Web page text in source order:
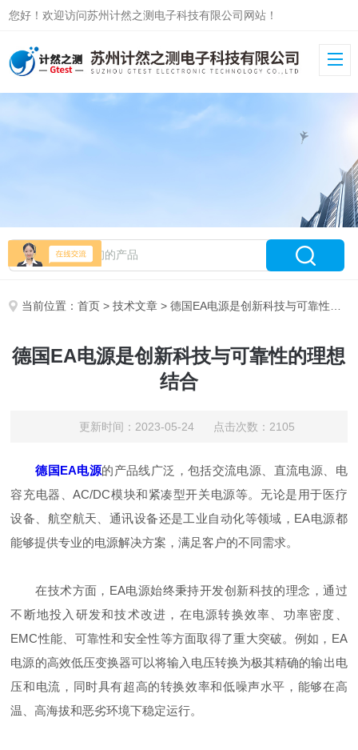
您好！欢迎访问苏州计然之测电子科技有限公司网站！
当前位置：首页 >技术文章 > 德国EA电源是创新科技与可靠性的理想结合
德国EA电源是创新科技与可靠性的理想
结合
更新时间：2023-05-24 点击次数：2105
德国EA电源的产品线广泛，包括交流电源、直流电源、电
容充电器、AC/DC模块和紧凑型开关电源等。无论是用于医疗
设备、航空航天、通讯设备还是工业自动化等领域，EA电源都
能够提供专业的电源解决方案，满足客户的不同需求。
在技术方面，EA电源始终秉持开发创新科技的理念，通过
不断地投入研发和技术改进，在电源转换效率、功率密度、
EMC性能、可靠性和安全性等方面取得了重大突破。例如，EA
电源的高效低压变换器可以将输入电压转换为极其精确的输出电
压和电流，同时具有超高的转换效率和低噪声水平，能够在高
温、高海拔和恶劣环境下稳定运行。